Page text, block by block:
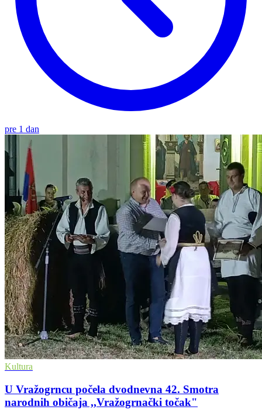
pre 1 dan
Kultura
U Vražogrncu počela dvodnevna 42. Smotra
narodnih običaja ,,Vražogrnački točak"